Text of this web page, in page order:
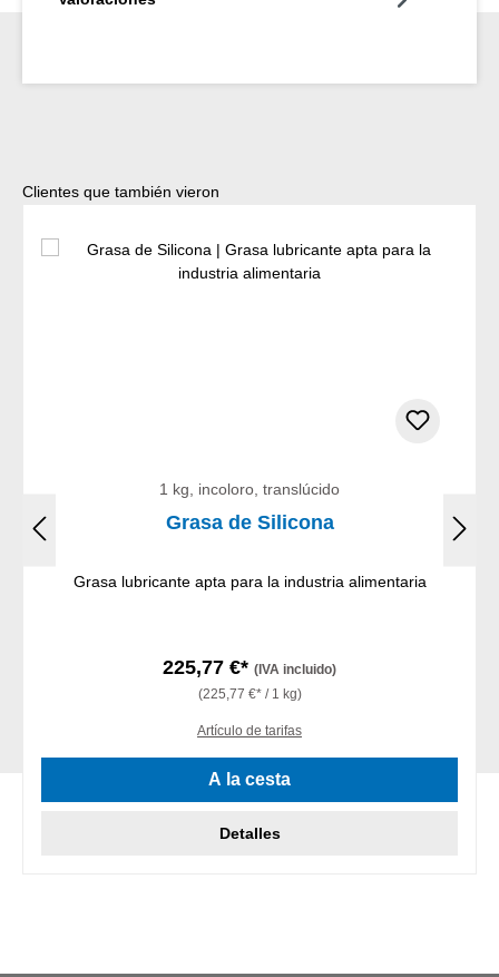
Omitir la galería de productos
Clientes que también vieron
1 kg, incoloro, translúcido
Grasa de Silicona
Grasa lubricante apta para la industria alimentaria
225,77 €* (IVA incluido)
(225,77 €* / 1 kg)
Artículo de tarifas
A la cesta
Detalles